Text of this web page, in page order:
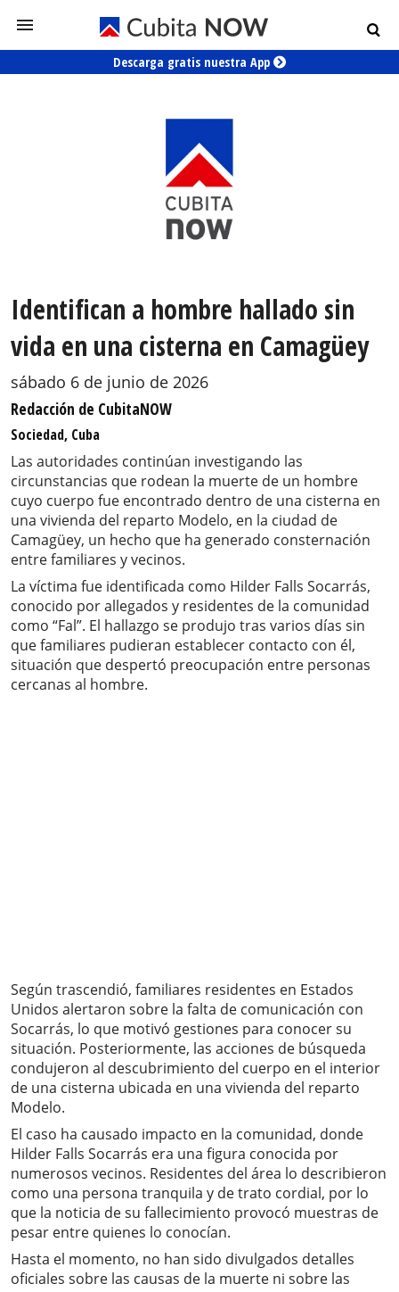
Descarga gratis nuestra App
Identifican a hombre hallado sin
vida en una cisterna en Camagüey
sábado 6 de junio de 2026
Redacción de CubitaNOW
Sociedad, Cuba
Las autoridades continúan investigando las
circunstancias que rodean la muerte de un hombre
cuyo cuerpo fue encontrado dentro de una cisterna en
una vivienda del reparto Modelo, en la ciudad de
Camagüey, un hecho que ha generado consternación
entre familiares y vecinos.
La víctima fue identificada como Hilder Falls Socarrás,
conocido por allegados y residentes de la comunidad
como “Fal”. El hallazgo se produjo tras varios días sin
que familiares pudieran establecer contacto con él,
situación que despertó preocupación entre personas
cercanas al hombre.
Según trascendió, familiares residentes en Estados
Unidos alertaron sobre la falta de comunicación con
Socarrás, lo que motivó gestiones para conocer su
situación. Posteriormente, las acciones de búsqueda
condujeron al descubrimiento del cuerpo en el interior
de una cisterna ubicada en una vivienda del reparto
Modelo.
El caso ha causado impacto en la comunidad, donde
Hilder Falls Socarrás era una figura conocida por
numerosos vecinos. Residentes del área lo describieron
como una persona tranquila y de trato cordial, por lo
que la noticia de su fallecimiento provocó muestras de
pesar entre quienes lo conocían.
Hasta el momento, no han sido divulgados detalles
oficiales sobre las causas de la muerte ni sobre las